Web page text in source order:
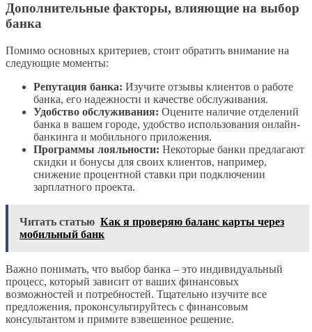
Дополнительные факторы, влияющие на выбор
банка
Помимо основных критериев, стоит обратить внимание на
следующие моменты:
Репутация банка: Изучите отзывы клиентов о работе
банка, его надежности и качестве обслуживания.
Удобство обслуживания: Оцените наличие отделений
банка в вашем городе, удобство использования онлайн-
банкинга и мобильного приложения.
Программы лояльности: Некоторые банки предлагают
скидки и бонусы для своих клиентов, например,
снижение процентной ставки при подключении
зарплатного проекта.
Читать статью Как я проверяю баланс карты через
мобильный банк
Важно понимать, что выбор банка – это индивидуальный
процесс, который зависит от ваших финансовых
возможностей и потребностей. Тщательно изучите все
предложения, проконсультируйтесь с финансовым
консультантом и примите взвешенное решение.